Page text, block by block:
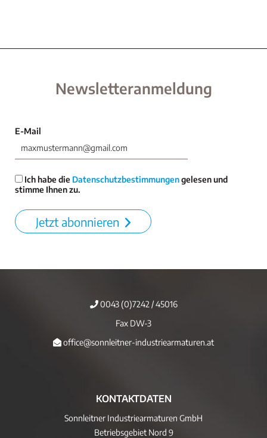
Newsletteranmeldung
E-Mail
Ich habe die Datenschutzbestimmungengelesen und
stimme Ihnen zu.
Jetzt abonnieren
0043 (0)7242 / 45016
Fax DW-3
office@sonnleitner-industriearmaturen.at
KONTAKTDATEN
Sonnleitner Industriearmaturen GmbH
Betriebsgebiet Nord 9